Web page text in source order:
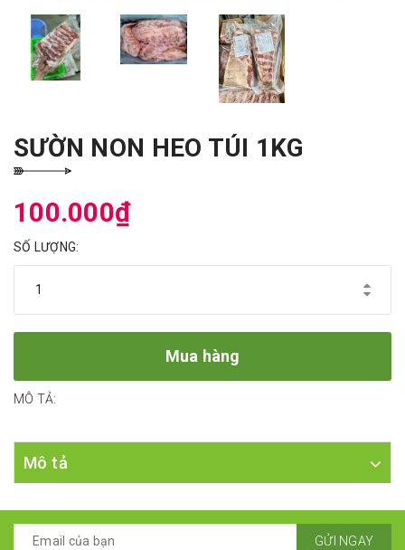
SƯỜN NON HEO TÚI 1KG
100.000₫
SỐ LƯỢNG:
Mua hàng
MÔ TẢ:
Mô tả
GỬI NGAY